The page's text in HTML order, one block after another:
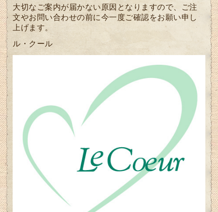
大切なご案内が届かない原因となりますので、ご注
文やお問い合わせの前に今一度ご確認をお願い申し
上げます。
ル・クール